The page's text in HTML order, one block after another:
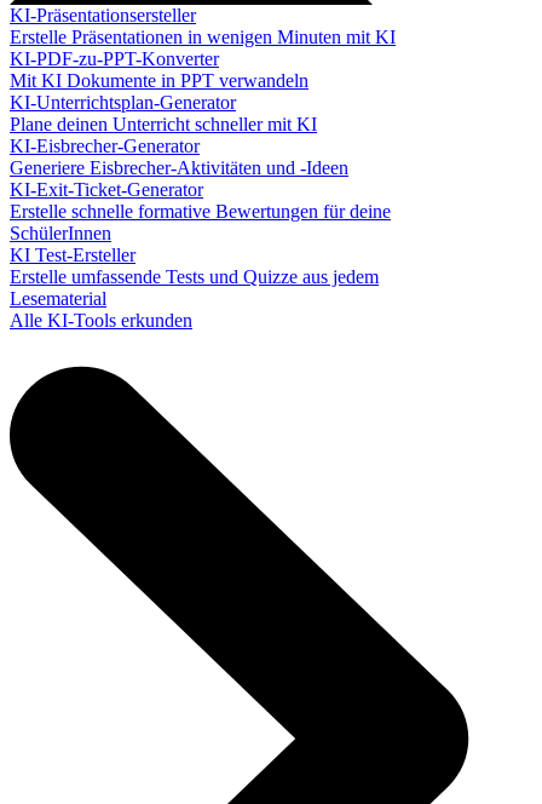
KI-Präsentationsersteller
Erstelle Präsentationen in wenigen Minuten mit KI
KI-PDF-zu-PPT-Konverter
Mit KI Dokumente in PPT verwandeln
KI-Unterrichtsplan-Generator
Plane deinen Unterricht schneller mit KI
KI-Eisbrecher-Generator
Generiere Eisbrecher-Aktivitäten und -Ideen
KI-Exit-Ticket-Generator
Erstelle schnelle formative Bewertungen für deine
SchülerInnen
KI Test-Ersteller
Erstelle umfassende Tests und Quizze aus jedem
Lesematerial
Alle KI-Tools erkunden